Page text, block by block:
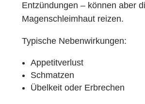
Entzündungen – können aber
Magenschleimhaut reizen.
Typische Nebenwirkungen:
Appetitverlust
Schmatzen
Übelkeit oder Erbrechen